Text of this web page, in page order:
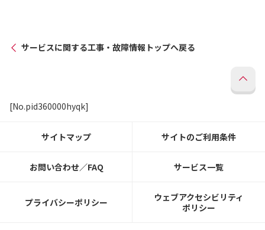
サービスに関する工事・故障情報トップへ戻る
[No.pid360000hyqk]
サイトマップ サイトのご利用条件
お問い合わせ／FAQ サービス一覧
プライバシーポリシー
ウェブアクセシビリティ
ポリシー